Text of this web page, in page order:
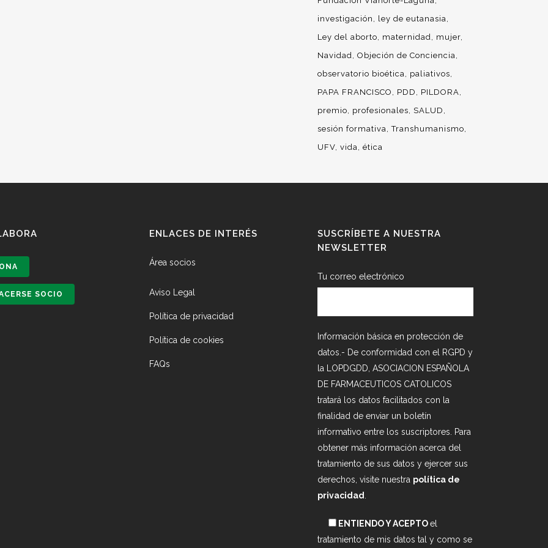
investigación
ley de eutanasia
Ley del aborto
maternidad
mujer
Navidad Objeción de Conciencia
observatorio bioética
paliativos
PAPA FRANCISCO
PDD
PILDORA
premio
profesionales
SALUD
sesión formativa Transhumanismo
UFV vida ética
SOCIO
ENLACES DE INTERÉS
Área socios
Aviso Legal
Política de privacidad
Política de cookies
FAQs
SUSCRÍBETE A NUESTRA
NEWSLETTER
Tu correo electrónico
Información básica en protección de
datos.- De conformidad con el RGPD y
la LOPDGDD, ASOCIACION ESPAÑOLA
DE FARMACEUTICOS CATOLICOS
tratará los datos facilitados con la
finalidad de enviar un boletín
informativo entre los suscriptores. Para
obtener más información acerca del
tratamiento de sus datos y ejercer sus
derechos, visite nuestra política de
privacidad
ENTIENDO Y ACEPTOel
tratamiento de mis datos tal y como se